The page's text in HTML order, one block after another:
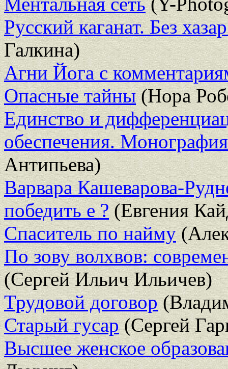
Русский каганат. Без
Галкина)
Агни Йога с
Опасные тайны(Нора
Единство и
обеспечения. Монография
Антипьева)
Варвара Кашеварова-
победить е ?(Евгения
Спаситель по найму
По зову волхвов:
(Сергей Ильич Ильичев)
Трудовой договор
Старый гусар(Сергей
Высшее женское